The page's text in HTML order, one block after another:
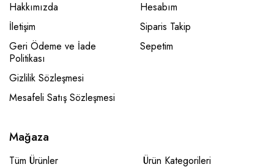
Hakkımızda
İletişim
Geri Ödeme ve İade
Politikası
Gizlilik Sözleşmesi
Mesafeli Satış Sözleşmesi
Hesabım
Siparis Takip
Sepetim
Mağaza
Tüm Ürünler Ürün Kategorileri